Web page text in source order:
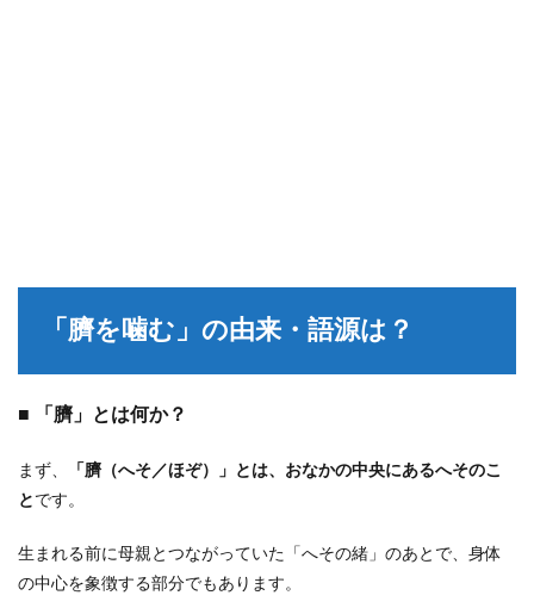
「臍を噛む」の由来・語源は？
■ 「臍」とは何か？
まず、
「臍（へそ／ほぞ）」とは、おなかの中央にあるへそのこ
と です。
生まれる前に母親とつながっていた「へその緒」のあとで、身体
の中心を象徴する部分でもあります。